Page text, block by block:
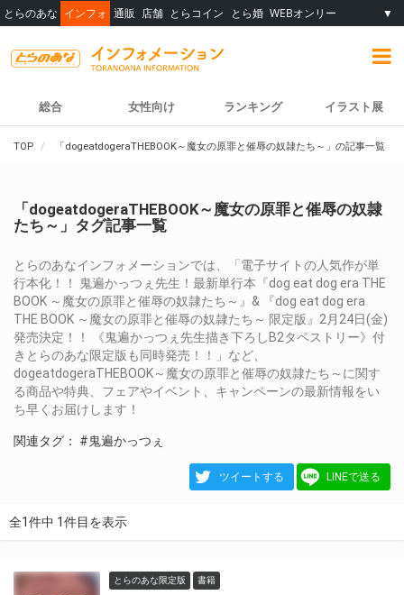
とらのあな インフォ 通販 店舗 とらコイン とら婚 WEBオンリー ▼
総合 女性向け ランキング イラスト展
TOP 「dogeatdogeraTHEBOOK～魔女の原罪と催辱の奴隷たち～」の記事一覧
「dogeatdogeraTHEBOOK～魔女の原罪と催辱の奴隷
たち～」タグ記事一覧
とらのあなインフォメーションでは、「電子サイトの人気作が単
行本化！！ 鬼遍かっつぇ先生！最新単行本『dog eat dog era THE
BOOK ～魔女の原罪と催辱の奴隷たち～』& 『dog eat dog era
THE BOOK ～魔女の原罪と催辱の奴隷たち～ 限定版』2月24日(金)
発売決定！！ 《鬼遍かっつぇ先生描き下ろしB2タペストリー》付
きとらのあな限定版も同時発売！！」など、
dogeatdogeraTHEBOOK～魔女の原罪と催辱の奴隷たち～に関す
る商品や特典、フェアやイベント、キャンペーンの最新情報をい
ち早くお届けします！
関連タグ： #鬼遍かっつぇ
ツイートする LINEで送る
全1件中 1件目を表示
とらのあな限定版 書籍